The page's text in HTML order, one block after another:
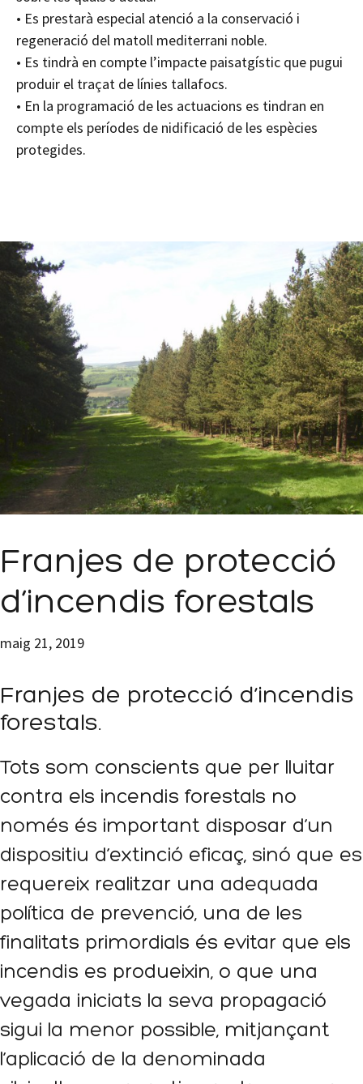
• Es prestarà especial atenció a la conservació i
regeneració del matoll mediterrani noble.
• Es tindrà en compte l’impacte paisatgístic que pugui
produir el traçat de línies tallafocs.
• En la programació de les actuacions es tindran en
compte els períodes de nidificació de les espècies
protegides.
Franjes de protecció
d’incendis forestals
maig 21, 2019
Franjes de protecció d’incendis
forestals.
Tots som conscients que per lluitar
contra els incendis forestals no
només és important disposar d’un
dispositiu d’extinció eficaç, sinó que es
requereix realitzar una adequada
política de prevenció, una de les
finalitats primordials és evitar que els
incendis es produeixin, o que una
vegada iniciats la seva propagació
sigui la menor possible, mitjançant
l’aplicació de la denominada